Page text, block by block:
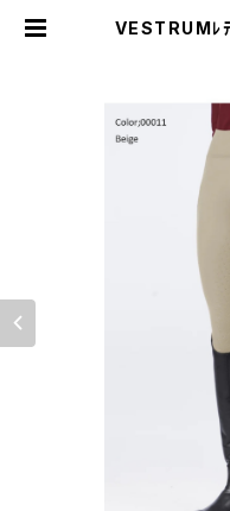
VESTRUMﾚ
フェ 公式オ